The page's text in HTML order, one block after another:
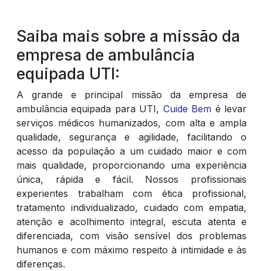
Saiba mais sobre a missão da
empresa de ambulância
equipada UTI:
A grande e principal missão da empresa de
ambulância equipada para UTI, Cuide Bem é levar
serviços médicos humanizados, com alta e ampla
qualidade, segurança e agilidade, facilitando o
acesso da população a um cuidado maior e com
mais qualidade, proporcionando uma experiência
única, rápida e fácil. Nossos profissionais
experientes trabalham com ética profissional,
tratamento individualizado, cuidado com empatia,
atenção e acolhimento integral, escuta atenta e
diferenciada, com visão sensível dos problemas
humanos e com máximo respeito à intimidade e às
diferenças.